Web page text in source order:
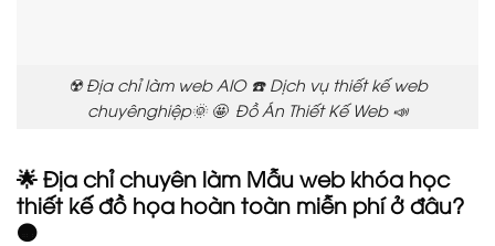
☢️ Địa chỉ làm web AIO ☎️ Dịch vụ thiết kế web
chuyênghiệp🌞 🤩 Đồ Án Thiết Kế Web 📣
🌟 Địa chỉ chuyên làm Mẫu web khóa học
thiết kế đồ họa hoàn toàn miễn phí ở đâu?
🟠